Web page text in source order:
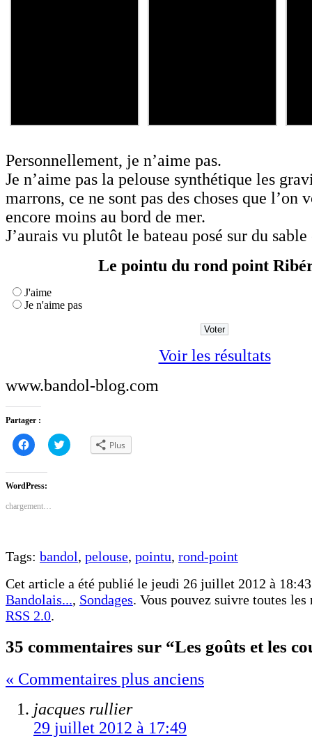
Personnellement, je n’aime pas.
Je n’aime pas la pelouse synthétique les
marrons, ce ne sont pas des choses que l’on
encore moins au bord de mer.
J’aurais vu plutôt le bateau posé sur du sable
Le pointu du rond point
J'aime
Je n'aime pas
Voir les résultats
www.bandol-blog.com
Partager :
Cliquez
pour
partager
Facebook(ouvre
dans
une
fenêtre)
Cliquez
pour Plus
WordPress:
chargement…
Tags: bandol, pelouse, pointu, rond-point
Cet article a été publié le jeudi 26 juillet 2012 à 18:43
Bandolais..., Sondages. Vous pouvez suivre toutes
RSS 2.0.
35 commentaires sur “Les goûts et les
« Commentaires plus anciens
jacques rullier
29 juillet 2012 à 17:49